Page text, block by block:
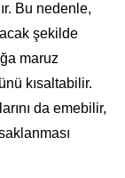
Bu nedenle,
şekilde
maruz
kısaltabilir.
da emebilir,